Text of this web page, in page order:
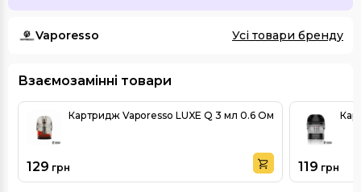
Vaporesso Усі товари бренду
Взаємозамінні товари
Картридж Vaporesso LUXE Q 3 мл 0.6 Ом
129 грн 119 грн